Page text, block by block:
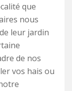
que
nous
leur jardin
de nos
vos hais ou